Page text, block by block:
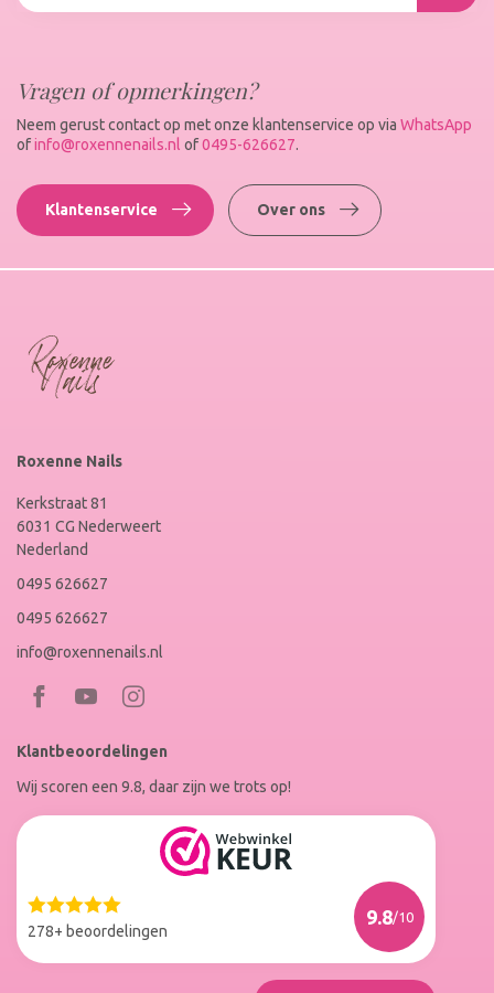
Vragen of opmerkingen?
Neem gerust contact op met onze klantenservice op via WhatsApp
ofinfo@roxennenails.nl of0495-626627.
Klantenservice Over ons
Roxenne Nails
Kerkstraat 81
6031 CG Nederweert
Nederland
0495 626627
0495 626627
info@roxennenails.nl
Bezoek
Facebook
op
Instagram
Klantbeoordelingen
Wij scoren een 9.8, daar zijn we trots op!
278+ beoordelingen
9.8/10
Web
Winkel